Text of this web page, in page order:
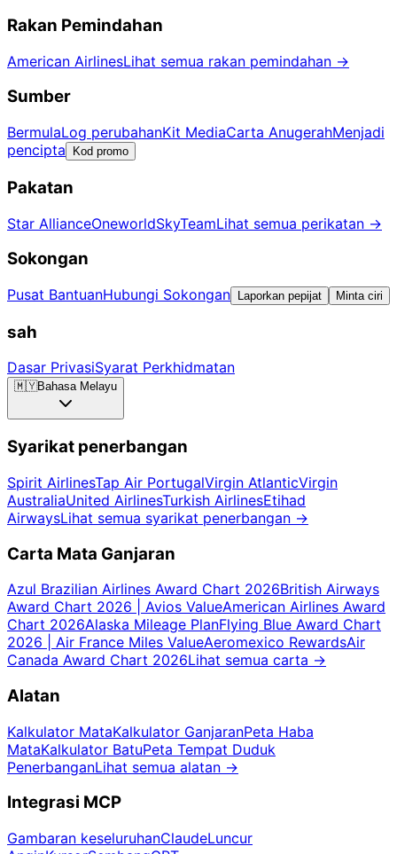
Rakan Pemindahan
American AirlinesLihat semua rakan pemindahan →
Sumber
BermulaLog perubahanKit MediaCarta AnugerahMenjadi
pencipta
Kod promo
Pakatan
Star AllianceOneworldSkyTeamLihat semua perikatan →
Sokongan
Pusat BantuanHubungi Sokongan Laporkan pepijat Minta ciri
sah
Dasar PrivasiSyarat Perkhidmatan
🇲🇾Bahasa Melayu
Syarikat penerbangan
Spirit AirlinesTap Air PortugalVirgin AtlanticVirgin
AustraliaUnited AirlinesTurkish AirlinesEtihad
AirwaysLihat semua syarikat penerbangan →
Carta Mata Ganjaran
Azul Brazilian Airlines Award Chart 2026British Airways
Award Chart 2026 | Avios ValueAmerican Airlines Award
Chart 2026Alaska Mileage PlanFlying Blue Award Chart
2026 | Air France Miles ValueAeromexico RewardsAir
Canada Award Chart 2026Lihat semua carta →
Alatan
Kalkulator MataKalkulator GanjaranPeta Haba
MataKalkulator BatuPeta Tempat Duduk
PenerbanganLihat semua alatan →
Integrasi MCP
Gambaran keseluruhanClaudeLuncur